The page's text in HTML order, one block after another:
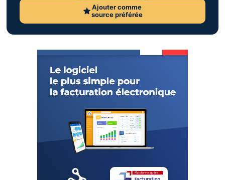
Ajouter comme
source préférée